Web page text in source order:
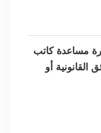
مساعدة كاتب
القانونية أو